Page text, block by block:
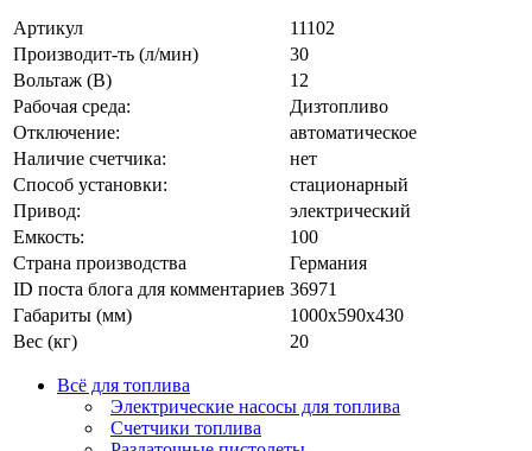
Артикул
11102
Производит-ть (л/мин)
30
Вольтаж (В)
12
Рабочая среда:
Дизтопливо
Отключение:
автоматическое
Наличие счетчика:
нет
Способ установки:
стационарный
Привод:
электрический
Емкость:
100
Страна производства
Германия
ID поста блога для комментариев 36971
Габариты (мм)
1000х590х430
Вес (кг)
20
Всё для топлива
Электрические насосы для топлива
Счетчики топлива